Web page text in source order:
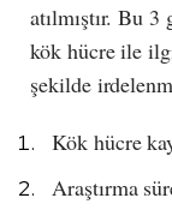
atılmıştır. Bu 3
kök hücre ile
şekilde
Kök hücre
Araştırma